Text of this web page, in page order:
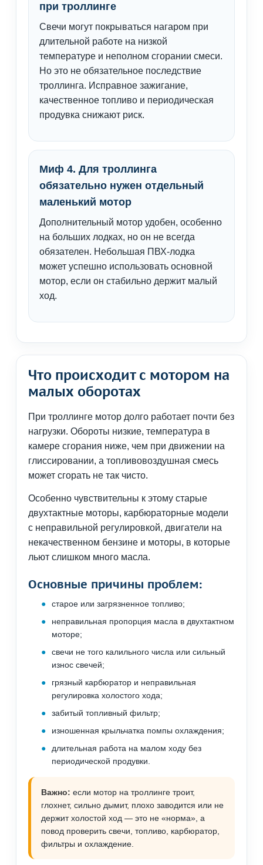
при троллинге
Свечи могут покрываться нагаром при
длительной работе на низкой
температуре и неполном сгорании смеси.
Но это не обязательное последствие
троллинга. Исправное зажигание,
качественное топливо и периодическая
продувка снижают риск.
Миф 4. Для троллинга
обязательно нужен отдельный
маленький мотор
Дополнительный мотор удобен, особенно
на больших лодках, но он не всегда
обязателен. Небольшая ПВХ-лодка
может успешно использовать основной
мотор, если он стабильно держит малый
ход.
Что происходит с мотором на
малых оборотах
При троллинге мотор долго работает почти без
нагрузки. Обороты низкие, температура в
камере сгорания ниже, чем при движении на
глиссировании, а топливовоздушная смесь
может сгорать не так чисто.
Особенно чувствительны к этому старые
двухтактные моторы, карбюраторные модели
с неправильной регулировкой, двигатели на
некачественном бензине и моторы, в которые
льют слишком много масла.
Основные причины проблем:
старое или загрязненное топливо;
неправильная пропорция масла в двухтактном
моторе;
свечи не того калильного числа или сильный
износ свечей;
грязный карбюратор и неправильная
регулировка холостого хода;
забитый топливный фильтр;
изношенная крыльчатка помпы охлаждения;
длительная работа на малом ходу без
периодической продувки.
Важно: если мотор на троллинге троит,
глохнет, сильно дымит, плохо заводится или не
держит холостой ход — это не «норма», а
повод проверить свечи, топливо, карбюратор,
фильтры и охлаждение.